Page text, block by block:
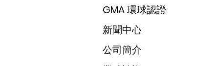
GMA 環球認證
新聞中心
公司簡介